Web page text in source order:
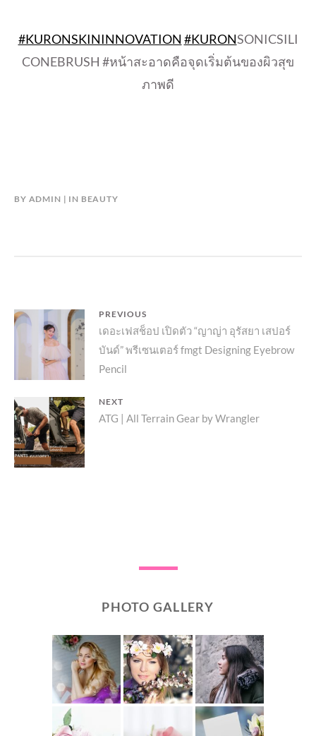
#KURONSKININNOVATION #KURONSONICSILI
CONEBRUSH #หน้าสะอาดคือจุดเริ่มต้นของผิวสุข
ภาพดี
BY ADMIN IN BEAUTY
แนะแนว
เรื่อง
PREVIOUS
Previous
post:
เดอะเฟสช็อป เปิดตัว “ญาญ่า อุรัสยา เสปอร์
บันด์” พรีเซนเตอร์ fmgt Designing Eyebrow
Pencil
NEXT
Next
post:
ATG | All Terrain Gear by Wrangler
PHOTO GALLERY